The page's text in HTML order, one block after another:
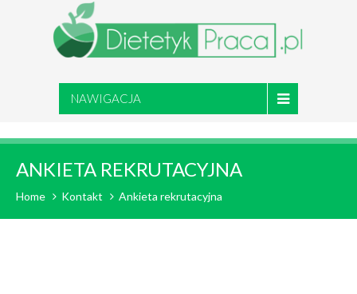
NAWIGACJA
ANKIETA REKRUTACYJNA
Home Kontakt Ankieta rekrutacyjna